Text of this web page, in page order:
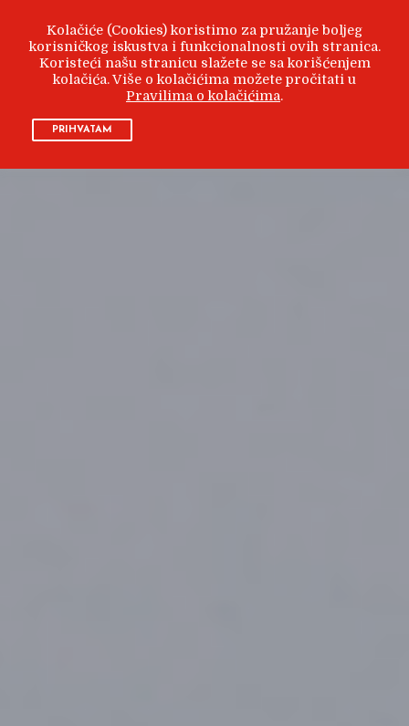
Kolačiće (Cookies) koristimo za pružanje boljeg
korisničkog iskustva i funkcionalnosti ovih stranica.
Koristeći našu stranicu slažete se sa korišćenjem
kolačića. Više o kolačićima možete pročitati u
Pravilima o kolačićima.
PRIHVATAM